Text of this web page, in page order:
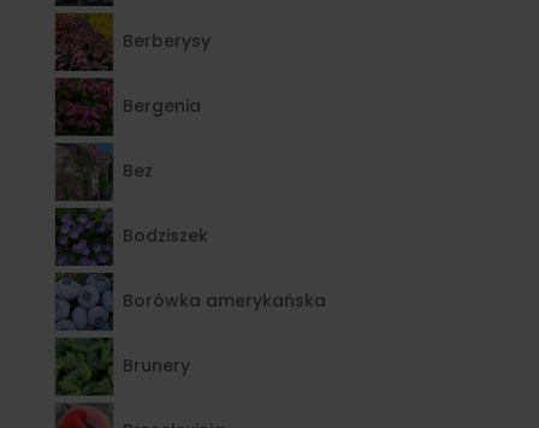
Berberysy
Bergenia
Bez
Bodziszek
Borówka amerykańska
Brunery